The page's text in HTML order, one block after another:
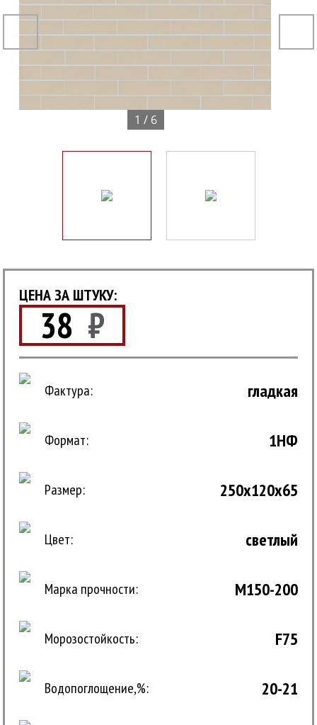
1 / 6
ЦЕНА ЗА ШТУКУ:
38 ₽
Фактура: гладкая
Формат: 1НФ
Размер: 250x120x65
Цвет: светлый
Марка прочности: M150-200
Морозостойкость: F75
Водопоглощение,%: 20-21